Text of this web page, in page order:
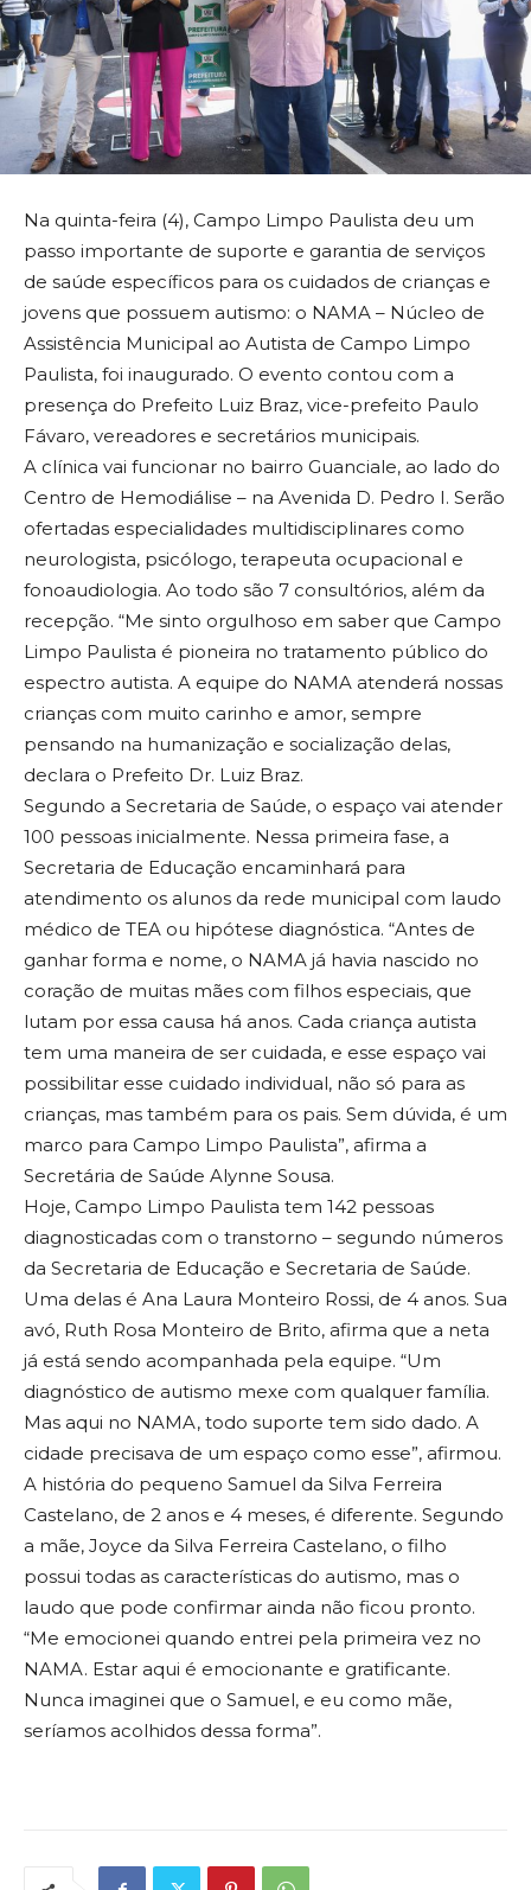
Na quinta-feira (4), Campo Limpo Paulista deu um
passo importante de suporte e garantia de serviços
de saúde específicos para os cuidados de crianças e
jovens que possuem autismo: o NAMA – Núcleo de
Assistência Municipal ao Autista de Campo Limpo
Paulista, foi inaugurado. O evento contou com a
presença do Prefeito Luiz Braz, vice-prefeito Paulo
Fávaro, vereadores e secretários municipais.
A clínica vai funcionar no bairro Guanciale, ao lado do
Centro de Hemodiálise – na Avenida D. Pedro I. Serão
ofertadas especialidades multidisciplinares como
neurologista, psicólogo, terapeuta ocupacional e
fonoaudiologia. Ao todo são 7 consultórios, além da
recepção. “Me sinto orgulhoso em saber que Campo
Limpo Paulista é pioneira no tratamento público do
espectro autista. A equipe do NAMA atenderá nossas
crianças com muito carinho e amor, sempre
pensando na humanização e socialização delas,
declara o Prefeito Dr. Luiz Braz.
Segundo a Secretaria de Saúde, o espaço vai atender
100 pessoas inicialmente. Nessa primeira fase, a
Secretaria de Educação encaminhará para
atendimento os alunos da rede municipal com laudo
médico de TEA ou hipótese diagnóstica. “Antes de
ganhar forma e nome, o NAMA já havia nascido no
coração de muitas mães com filhos especiais, que
lutam por essa causa há anos. Cada criança autista
tem uma maneira de ser cuidada, e esse espaço vai
possibilitar esse cuidado individual, não só para as
crianças, mas também para os pais. Sem dúvida, é um
marco para Campo Limpo Paulista”, afirma a
Secretária de Saúde Alynne Sousa.
Hoje, Campo Limpo Paulista tem 142 pessoas
diagnosticadas com o transtorno – segundo números
da Secretaria de Educação e Secretaria de Saúde.
Uma delas é Ana Laura Monteiro Rossi, de 4 anos. Sua
avó, Ruth Rosa Monteiro de Brito, afirma que a neta
já está sendo acompanhada pela equipe. “Um
diagnóstico de autismo mexe com qualquer família.
Mas aqui no NAMA, todo suporte tem sido dado. A
cidade precisava de um espaço como esse”, afirmou.
A história do pequeno Samuel da Silva Ferreira
Castelano, de 2 anos e 4 meses, é diferente. Segundo
a mãe, Joyce da Silva Ferreira Castelano, o filho
possui todas as características do autismo, mas o
laudo que pode confirmar ainda não ficou pronto.
“Me emocionei quando entrei pela primeira vez no
NAMA. Estar aqui é emocionante e gratificante.
Nunca imaginei que o Samuel, e eu como mãe,
seríamos acolhidos dessa forma”.